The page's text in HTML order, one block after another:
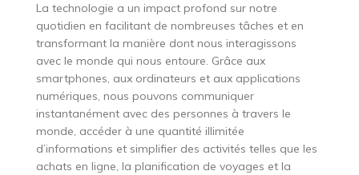
La technologie a un impact profond sur notre
quotidien en facilitant de nombreuses tâches et en
transformant la manière dont nous interagissons
avec le monde qui nous entoure. Grâce aux
smartphones, aux ordinateurs et aux applications
numériques, nous pouvons communiquer
instantanément avec des personnes à travers le
monde, accéder à une quantité illimitée
d’informations et simplifier des activités telles que les
achats en ligne, la planification de voyages et la